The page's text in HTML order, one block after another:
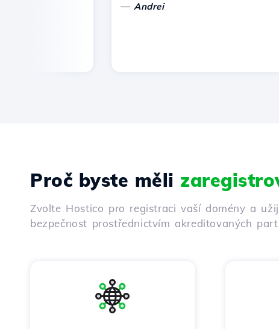
Andrei
Proč byste měli
Zvolte Hostico pro registraci vaší domény a
bezpečnost prostřednictvím akreditovaných